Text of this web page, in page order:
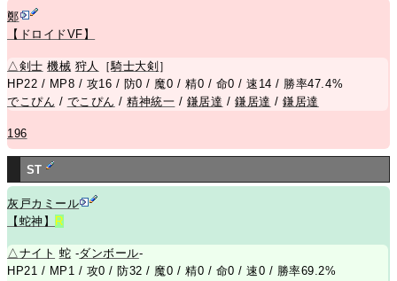
鄭
【ドロイドVF】
△剣士 機械 狩人 ［騎士大剣 ］
HP22 / MP8 / 攻16 / 防0 / 魔0 / 精0 / 命0 / 速14 / 勝率47.4%
でこぴん / でこぴん /精神統一 / 鎌居達 /鎌居達 /鎌居達
196
ST
灰戸カミール
【蛇神】
R
△ナイト 蛇 -ダンボール-
HP21 / MP1 / 攻0 / 防32 / 魔0 / 精0 / 命0 / 速0 / 勝率69.2%